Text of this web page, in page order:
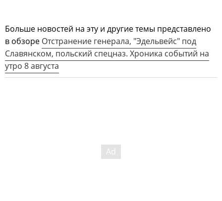
Больше новостей на эту и другие темы представлено
в обзоре Отстранение генерала, "Эдельвейс" под
Славянском, польский спецназ. Хроника событий на
утро 8 августа